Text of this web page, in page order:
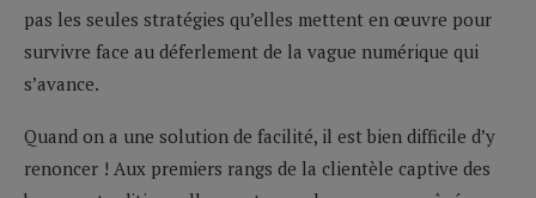
pas les seules stratégies qu’elles mettent en œuvre pour
survivre face au déferlement de la vague numérique qui
s’avance.
Quand on a une solution de facilité, il est bien difficile d’y
renoncer ! Aux premiers rangs de la clientèle captive des